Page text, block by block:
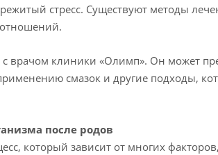
стресс. Существуют методы
с врачом клиники «Олимп». Он может
смазок и другие подходы,
после родов
который зависит от многих